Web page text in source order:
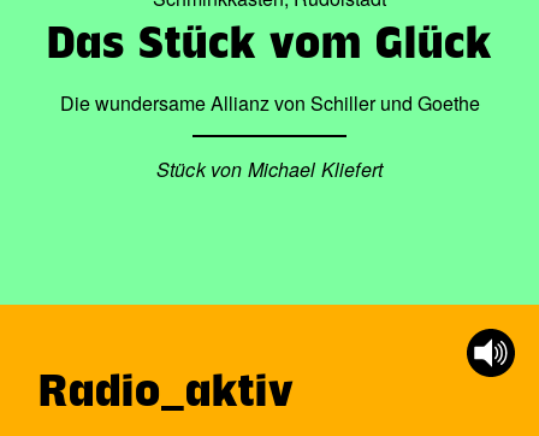
Das Stück vom Glück
Die wundersame Allianz von Schiller und Goethe
Stück von Michael Kliefert
Radio_aktiv